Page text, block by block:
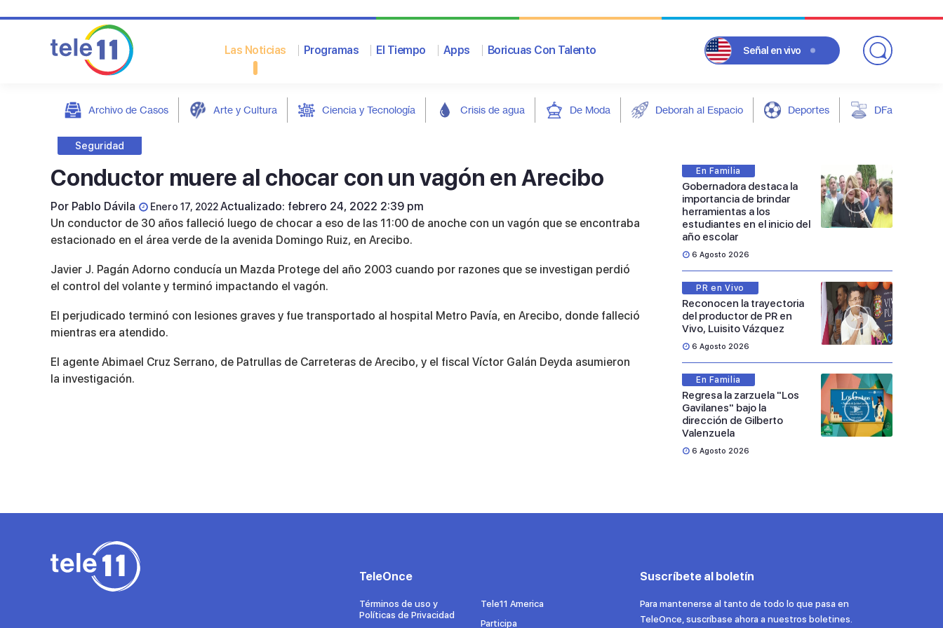
Las Noticias Programas El Tiempo Apps Boricuas Con Talento Señal en vivo
Archivo de Casos Arte y Cultura Ciencia y Tecnología Crisis de agua De Moda Deborah al Espacio Deportes DFarándula
Seguridad
Conductor muere al chocar con un vagón en Arecibo
Por Pablo Dávila Enero 17, 2022Actualizado: febrero 24, 2022 2:39 pm
Un conductor de 30 años falleció luego de chocar a eso de las 11:00 de anoche con un vagón que se encontraba
estacionado en el área verde de la avenida Domingo Ruiz, en Arecibo.
Javier J. Pagán Adorno conducía un Mazda Protege del año 2003 cuando por razones que se investigan perdió
el control del volante y terminó impactando el vagón.
El perjudicado terminó con lesiones graves y fue transportado al hospital Metro Pavía, en Arecibo, donde falleció
mientras era atendido.
El agente Abimael Cruz Serrano, de Patrullas de Carreteras de Arecibo, y el fiscal Víctor Galán Deyda asumieron
la investigación.
En Familia
Gobernadora destaca la
importancia de brindar
herramientas a los
estudiantes en el inicio del
año escolar
6 Agosto 2026
PR en Vivo
Reconocen la trayectoria
del productor de PR en
Vivo, Luisito Vázquez
6 Agosto 2026
En Familia
Regresa la zarzuela "Los
Gavilanes" bajo la
dirección de Gilberto
Valenzuela
6 Agosto 2026
TeleOnce
Términos de uso y
Políticas de Privacidad
Tele11 America
Participa
Suscríbete al boletín
Para mantenerse al tanto de todo lo que pasa en
TeleOnce, suscríbase ahora a nuestros boletines.